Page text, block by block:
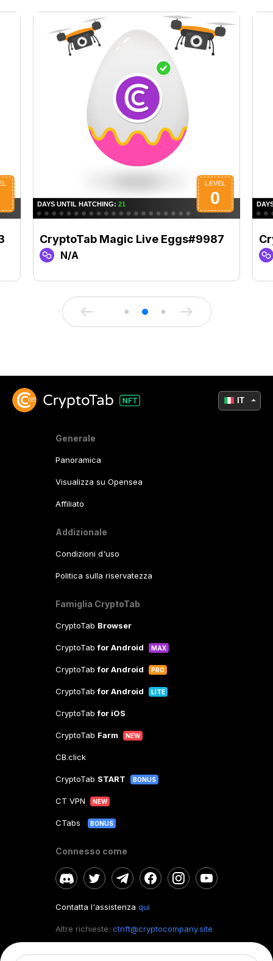
CryptoTab Magic Live Eggs#9987
N/A
Generale
Panoramica
Visualizza su Opensea
Affiliato
Addizionale
Condizioni d'uso
Politica sulla riservatezza
Famiglia CryptoTab
CryptoTab Browser
CryptoTabfor Android MAX
CryptoTabfor Android PRO
CryptoTabfor Android LITE
CryptoTabfor iOS
CryptoTab Farm NEW
CB.click
CryptoTab START BONUS
CT VPN NEW
CTabs BONUS
Connesso come
Contatta l'assistenza qui
Altre richieste: ctnft@cryptocompany.site
IT